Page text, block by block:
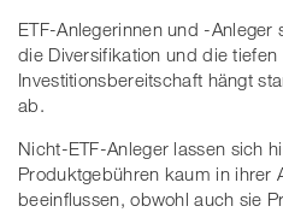
ETF-Anlegerinnen und -Anleger
die Diversifikation und die tiefen
Investitionsbereitschaft hängt
ab.
Nicht-ETF-Anleger lassen sich
Produktgebühren kaum in ihrer
beeinflussen, obwohl auch sie